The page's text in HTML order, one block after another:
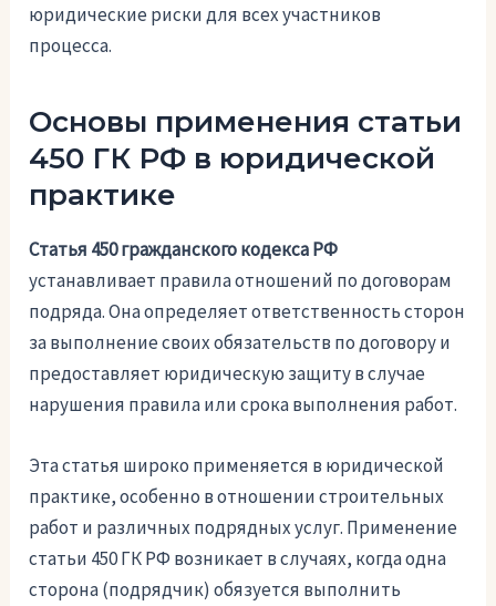
юридические риски для всех участников
процесса.
Основы применения статьи
450 ГК РФ в юридической
практике
Статья 450 гражданского кодекса РФ
устанавливает правила отношений по договорам
подряда. Она определяет ответственность сторон
за выполнение своих обязательств по договору и
предоставляет юридическую защиту в случае
нарушения правила или срока выполнения работ.
Эта статья широко применяется в юридической
практике, особенно в отношении строительных
работ и различных подрядных услуг. Применение
статьи 450 ГК РФ возникает в случаях, когда одна
сторона (подрядчик) обязуется выполнить